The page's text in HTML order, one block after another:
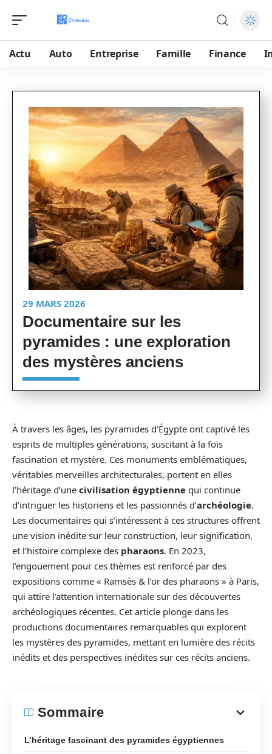
Actu Auto Entreprise Famille Finance
29 MARS 2026
Documentaire sur les
pyramides : une exploration
des mystères anciens
À travers les âges, les pyramides d’Égypte ont captivé les
esprits de multiples générations, suscitant à la fois
fascination et mystère. Ces monuments emblématiques,
véritables merveilles architecturales, portent en elles
l’héritage d’une civilisation égyptienne qui continue
d’intriguer les historiens et les passionnés d’archéologie.
Les documentaires qui s’intéressent à ces structures offrent
une vision inédite sur leur construction, leur signification,
et l’histoire complexe des pharaons. En 2023,
l’engouement pour ces thèmes est renforcé par des
expositions comme « Ramsès & l’or des pharaons » à Paris,
qui attire l’attention internationale sur des découvertes
archéologiques récentes. Cet article plonge dans les
productions documentaires remarquables qui explorent
les mystères des pyramides, mettant en lumière des récits
inédits et des perspectives inédites sur ces récits anciens.
Sommaire
L’héritage fascinant des pyramides égyptiennes